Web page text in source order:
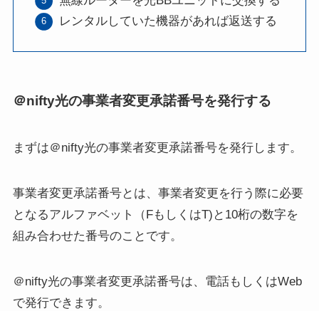
レンタルしていた機器があれば返送する
＠nifty光の事業者変更承諾番号を発行する
まずは＠nifty光の事業者変更承諾番号を発行します。
事業者変更承諾番号とは、事業者変更を行う際に必要
となるアルファベット（FもしくはT)と10桁の数字を
組み合わせた番号のことです。
＠nifty光の事業者変更承諾番号は、電話もしくはWeb
で発行できます。